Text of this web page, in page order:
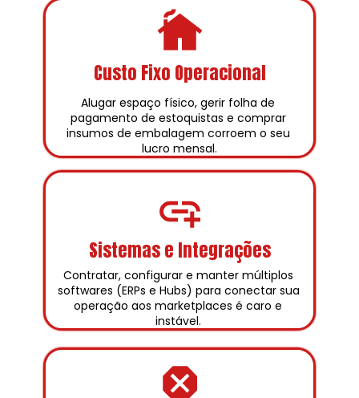
Custo Fixo Operacional
Sistemas e Integrações
Alugar espaço físico, gerir folha de
pagamento de estoquistas e comprar
insumos de embalagem corroem o seu
lucro mensal.
Contratar, configurar e manter múltiplos
softwares (ERPs e Hubs) para conectar sua
operação aos marketplaces é caro e
instável.